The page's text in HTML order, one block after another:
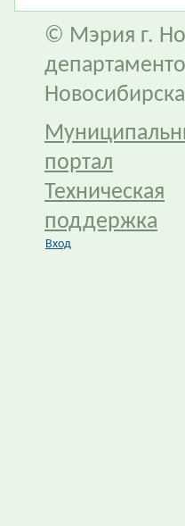
© Мэрия г.
Новосибирска
портал
Техническая
поддержка
Вход